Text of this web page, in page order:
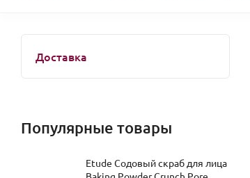
Доставка
Популярные товары
Etude Содовый скраб для лица